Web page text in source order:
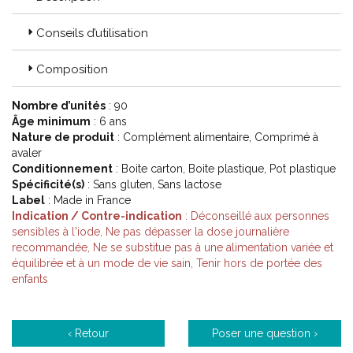
compléments alimentaires pour les petits et les grands,
depuis 1959.
Engagement qualité Alvityl :
Expertise nutritionnelle, garantie d' un produit adapté à
chaque âge.
Traçabilité des matières premières et contrôle rigoureux des
produits finis.
Formules étudiées scientifiquement, conformément aux
exigences réglementaires françaises (conformément à la
réglementation en vigueur sur les compléments
alimentaires).
Nutrivigilance et écoute consommateur 7j/7.
Code ACL : 9202292
Code EAN : 3664492022925
Conseils d’utilisation
Composition
Nombre d’unités : 90
Âge minimum : 6 ans
Nature de produit : Complément alimentaire, Comprimé à
avaler
Conditionnement : Boite carton, Boite plastique, Pot plastique
Spécificité(s) : Sans gluten, Sans lactose
Label : Made in France
Indication / Contre-indication : Déconseillé aux personnes
sensibles à l'iode, Ne pas dépasser la dose journalière
recommandée, Ne se substitue pas à une alimentation variée et
équilibrée et à un mode de vie sain, Tenir hors de portée des
enfants
‹ Retour Poser une question ›